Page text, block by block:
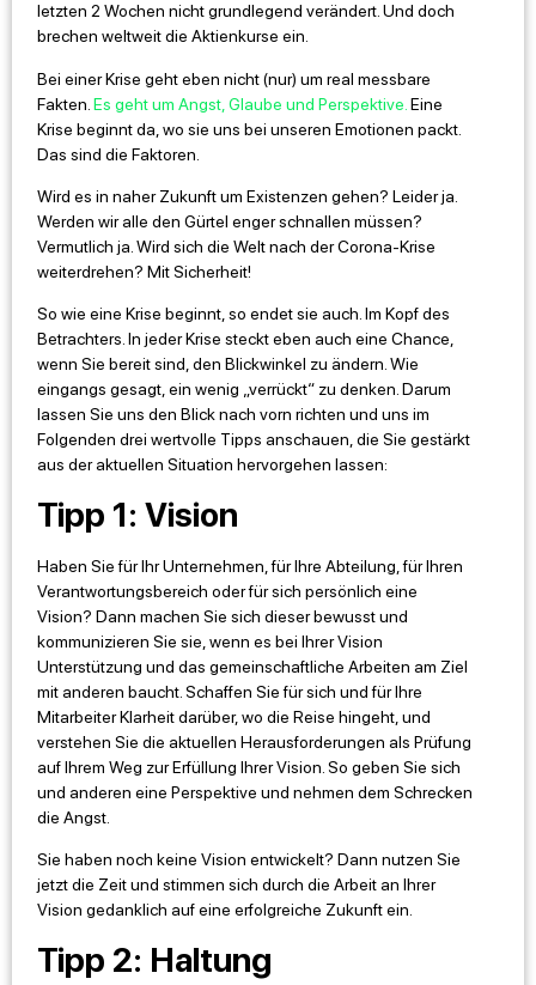
letzten 2 Wochen nicht grundlegend verändert. Und doch
brechen weltweit die Aktienkurse ein.
Bei einer Krise geht eben nicht (nur) um real messbare
Fakten. Es geht um Angst, Glaube und Perspektive. Eine
Krise beginnt da, wo sie uns bei unseren Emotionen packt.
Das sind die Faktoren.
Wird es in naher Zukunft um Existenzen gehen? Leider ja.
Werden wir alle den Gürtel enger schnallen müssen?
Vermutlich ja. Wird sich die Welt nach der Corona-Krise
weiterdrehen? Mit Sicherheit!
So wie eine Krise beginnt, so endet sie auch. Im Kopf des
Betrachters. In jeder Krise steckt eben auch eine Chance,
wenn Sie bereit sind, den Blickwinkel zu ändern. Wie
eingangs gesagt, ein wenig „verrückt“ zu denken. Darum
lassen Sie uns den Blick nach vorn richten und uns im
Folgenden drei wertvolle Tipps anschauen, die Sie gestärkt
aus der aktuellen Situation hervorgehen lassen:
Tipp 1: Vision
Haben Sie für Ihr Unternehmen, für Ihre Abteilung, für Ihren
Verantwortungsbereich oder für sich persönlich eine
Vision? Dann machen Sie sich dieser bewusst und
kommunizieren Sie sie, wenn es bei Ihrer Vision
Unterstützung und das gemeinschaftliche Arbeiten am Ziel
mit anderen baucht. Schaffen Sie für sich und für Ihre
Mitarbeiter Klarheit darüber, wo die Reise hingeht, und
verstehen Sie die aktuellen Herausforderungen als Prüfung
auf Ihrem Weg zur Erfüllung Ihrer Vision. So geben Sie sich
und anderen eine Perspektive und nehmen dem Schrecken
die Angst.
Sie haben noch keine Vision entwickelt? Dann nutzen Sie
jetzt die Zeit und stimmen sich durch die Arbeit an Ihrer
Vision gedanklich auf eine erfolgreiche Zukunft ein.
Tipp 2: Haltung